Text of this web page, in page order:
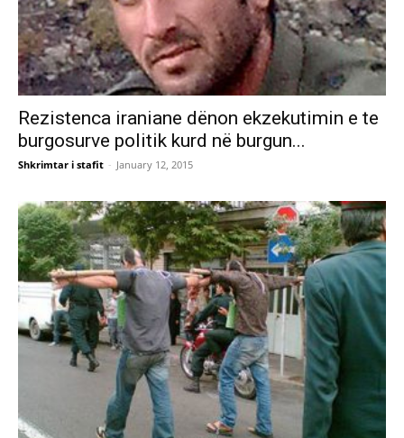
Rezistenca iraniane dënon ekzekutimin e te
burgosurve politik kurd në burgun...
Shkrimtar i stafit - January 12, 2015